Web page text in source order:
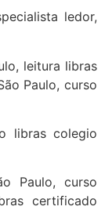
ledor,
leitura libras
Paulo, curso
libras colegio
Paulo, curso
certificado